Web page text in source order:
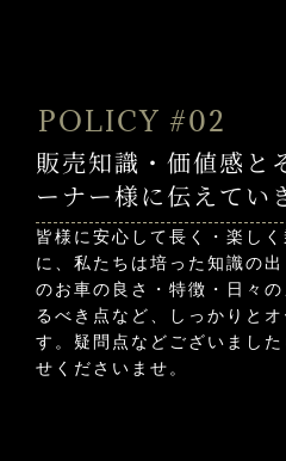
販売知識・価値感と
ーナー様に伝えてい
皆様に安心して長く・楽し
に、私たちは培った知識の
のお車の良さ・特徴・日々
るべき点など、しっかりと
す。疑問点などございまし
せくださいませ。
POLICY #02